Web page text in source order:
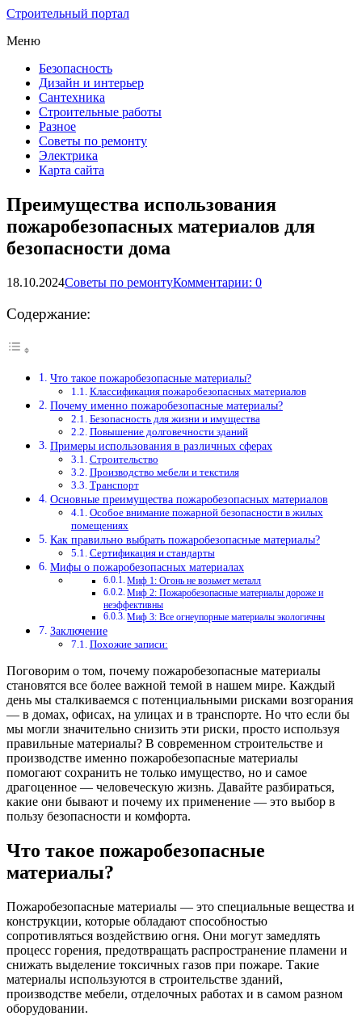
Строительный портал
Меню
Безопасность
Дизайн и интерьер
Сантехника
Строительные работы
Разное
Советы по ремонту
Электрика
Карта сайта
Преимущества использования
пожаробезопасных материалов для
безопасности дома
18.10.2024Советы по ремонтуКомментарии: 0
Содержание:
Что такое пожаробезопасные материалы?
Классификация пожаробезопасных материалов
Почему именно пожаробезопасные материалы?
Безопасность для жизни и имущества
Повышение долговечности зданий
Примеры использования в различных сферах
Строительство
Производство мебели и текстиля
Транспорт
Основные преимущества пожаробезопасных материалов
Особое внимание пожарной безопасности в жилых
помещениях
Как правильно выбрать пожаробезопасные материалы?
Сертификация и стандарты
Мифы о пожаробезопасных материалах
Миф 1: Огонь не возьмет металл
Миф 2: Пожаробезопасные материалы дороже и
неэффективны
Миф 3: Все огнеупорные материалы экологичны
Заключение
Похожие записи:
Поговорим о том, почему пожаробезопасные материалы
становятся все более важной темой в нашем мире. Каждый
день мы сталкиваемся с потенциальными рисками возгорания
— в домах, офисах, на улицах и в транспорте. Но что если бы
мы могли значительно снизить эти риски, просто используя
правильные материалы? В современном строительстве и
производстве именно пожаробезопасные материалы
помогают сохранить не только имущество, но и самое
драгоценное — человеческую жизнь. Давайте разбираться,
какие они бывают и почему их применение — это выбор в
пользу безопасности и комфорта.
Что такое пожаробезопасные
материалы?
Пожаробезопасные материалы — это специальные вещества и
конструкции, которые обладают способностью
сопротивляться воздействию огня. Они могут замедлять
процесс горения, предотвращать распространение пламени и
снижать выделение токсичных газов при пожаре. Такие
материалы используются в строительстве зданий,
производстве мебели, отделочных работах и в самом разном
оборудовании.